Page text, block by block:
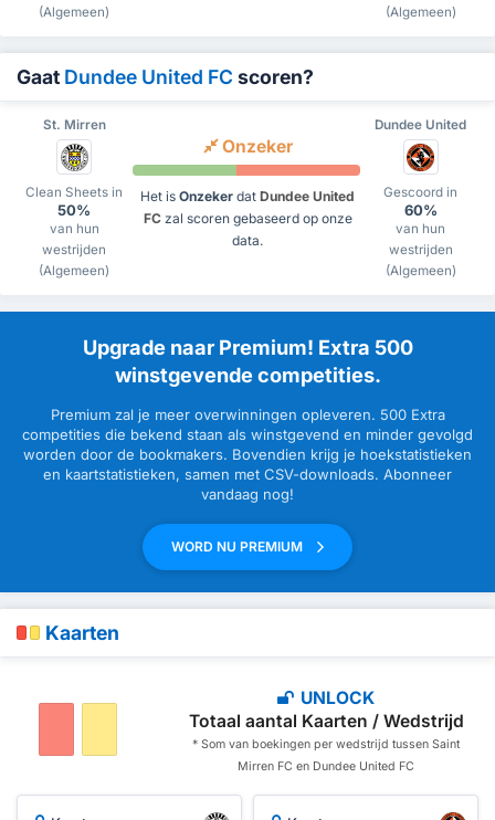
(Algemeen)
(Algemeen)
Gaat Dundee United FC scoren?
St. Mirren Dundee United
Clean Sheets in
50%
van hun
westrijden
(Algemeen)
Onzeker
Het is Onzeker dat Dundee United
FCzal scoren gebaseerd op onze
data.
Gescoord in
60%
van hun
westrijden
(Algemeen)
Upgrade naar Premium! Extra 500
winstgevende competities.
Premium zal je meer overwinningen opleveren. 500 Extra
competities die bekend staan als winstgevend en minder gevolgd
worden door de bookmakers. Bovendien krijg je hoekstatistieken
en kaartstatistieken, samen met CSV-downloads. Abonneer
vandaag nog!
WORD NU PREMIUM
Kaarten
UNLOCK
Totaal aantal Kaarten / Wedstrijd
* Som van boekingen per wedstrijd tussen Saint
Mirren FC en Dundee United FC